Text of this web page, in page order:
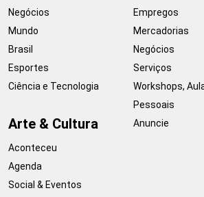
Negócios
Mundo
Brasil
Esportes
Ciência e Tecnologia
Arte & Cultura
Aconteceu
Agenda
Social & Eventos
Empregos
Mercadorias
Negócios
Serviços
Workshops,
Pessoais
Anuncie